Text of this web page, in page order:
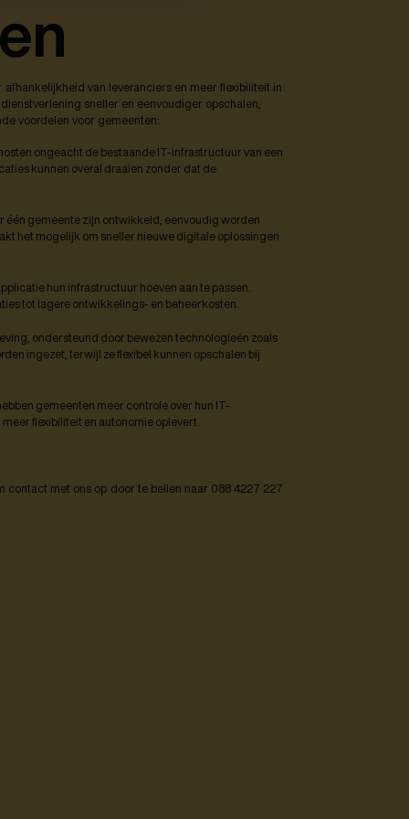
van leveranciers en meer flexibiliteit in
sneller en eenvoudiger opschalen,
voordelen voor gemeenten:
ongeacht de bestaande IT-infrastructuur van een
kunnen overal draaien zonder dat de
één gemeente zijn ontwikkeld, eenvoudig worden
het mogelijk om sneller nieuwe digitale oplossingen
hun infrastructuur hoeven aan te passen.
tot lagere ontwikkelings- en beheerkosten.
ondersteund door bewezen technologieën zoals
ingezet, terwijl ze flexibel kunnen opschalen bij
gemeenten meer controle over hun IT-
flexibiliteit en autonomie oplevert.
contact met ons op door te bellen naar 088 4227 227